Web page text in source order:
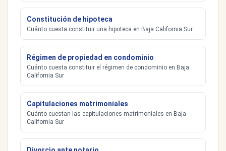
Constitución de hipoteca
Cuánto cuesta constituir una hipoteca en Baja California Sur
Régimen de propiedad en condominio
Cuánto cuesta constituir el régimen de condominio en Baja
California Sur
Capitulaciones matrimoniales
Cuánto cuestan las capitulaciones matrimoniales en Baja
California Sur